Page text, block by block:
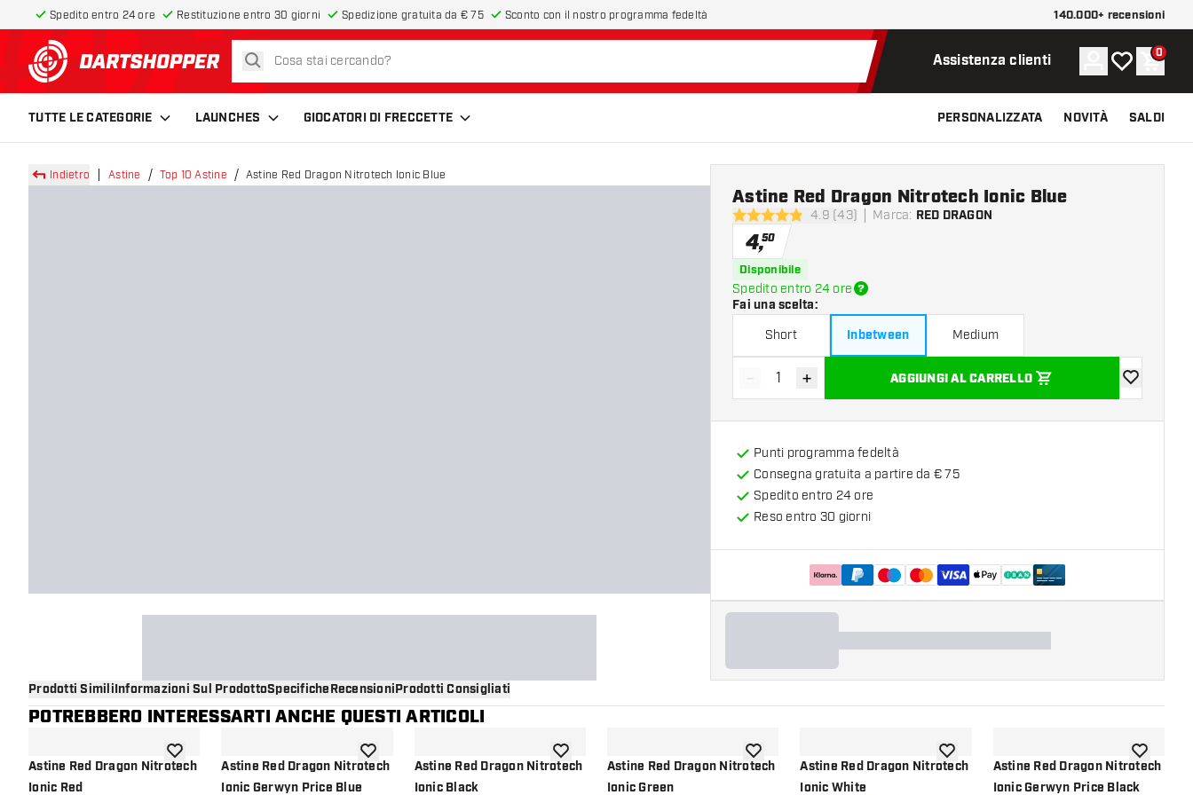
Spedito entro 24 ore Restituzione entro 30 giorni Spedizione gratuita da € 75 Sconto con il nostro programma fedeltà 140.000+ recensioni
torna alla home page
cerca Assistenza clienti Account
La mia lista
0
TUTTE LE CATEGORIE LAUNCHES GIOCATORI DI FRECCETTE PERSONALIZZATA NOVITÀ SALDI
Indietro Astine Top 10 Astine Astine Red Dragon Nitrotech Ionic Blue
4.9 stelle di valutazione
4.9 (43) Marca: RED DRAGON
Astine Red Dragon Nitrotech Ionic Blue
4,50
Disponibile
Spedito entro 24 ore
Fai una scelta:
Short Inbetween Medium
Diminuisci quantità
- Aumenta quantità
+ AGGIUNGI AL CARRELLO
aggiungi
Punti programma fedeltà
Consegna gratuita a partire da € 75
Spedito entro 24 ore
Reso entro 30 giorni
Prodotti SimiliInformazioni Sul ProdottoSpecificheRecensioniProdotti Consigliati
POTREBBERO INTERESSARTI ANCHE QUESTI ARTICOLI
Astine Red Dragon Nitrotech
Ionic Red
aggiungi alla lista dei desideri
Astine Red Dragon Nitrotech
Ionic Gerwyn Price Blue
aggiungi alla lista dei desideri
Astine Red Dragon Nitrotech
Ionic Black
aggiungi alla lista dei desideri
Astine Red Dragon Nitrotech
Ionic Green
aggiungi alla lista dei desideri
Astine Red Dragon Nitrotech
Ionic White
aggiungi alla lista dei desideri
Astine Red Dragon Nitrotech
Ionic Gerwyn Price Black
aggiungi